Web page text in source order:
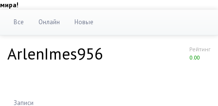
мира!
Все Онлайн Новые
Рейтинг
0.00
ArlenImes956
Записи